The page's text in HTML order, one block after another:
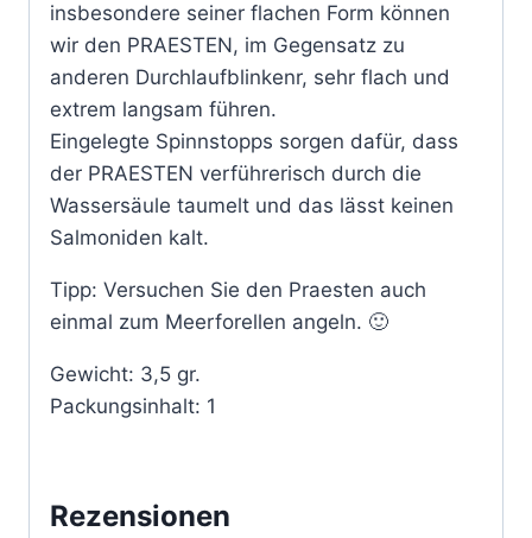
insbesondere seiner flachen Form können
wir den PRAESTEN, im Gegensatz zu
anderen Durchlaufblinkenr, sehr flach und
extrem langsam führen.
Eingelegte Spinnstopps sorgen dafür, dass
der PRAESTEN verführerisch durch die
Wassersäule taumelt und das lässt keinen
Salmoniden kalt.
Tipp: Versuchen Sie den Praesten auch
einmal zum Meerforellen angeln. 🙂
Gewicht: 3,5 gr.
Packungsinhalt: 1
Rezensionen